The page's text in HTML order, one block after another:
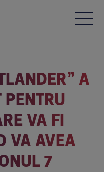
A
PENTRU
VA FI
VA AVEA
7